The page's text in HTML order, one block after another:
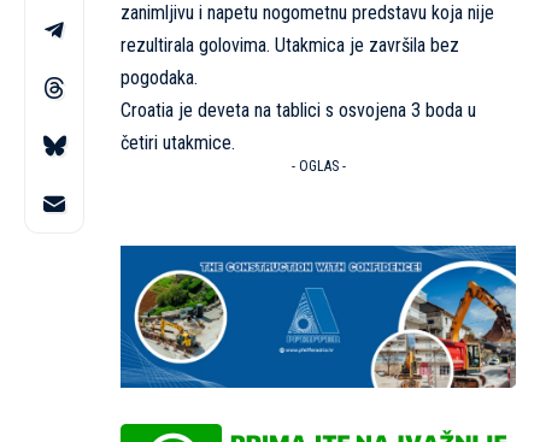
zanimljivu i napetu nogometnu predstavu koja nije
rezultirala golovima. Utakmica je završila bez
pogodaka.
Croatia je deveta na tablici s osvojena 3 boda u
četiri utakmice.
- OGLAS -